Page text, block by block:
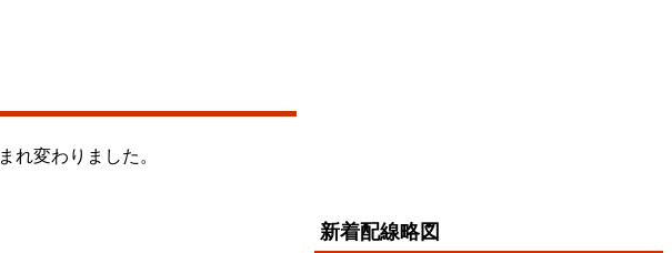
れ変わりました。
新着配線略図